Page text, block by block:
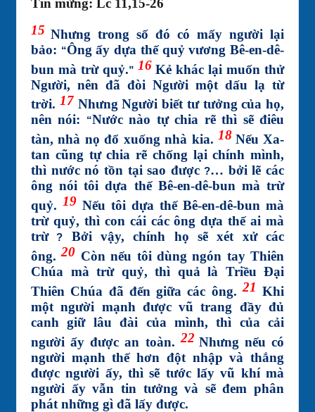
Tin mừng: Lc 11,15-26
15 Nhưng trong số đó có mấy người lại
bảo: “Ông ấy dựa thế quỷ vương Bê-en-dê-
bun mà trừ quỷ.” 16 Kẻ khác lại muốn thử
Người, nên đã đòi Người một dấu lạ từ
trời. 17 Nhưng Người biết tư tưởng của họ,
nên nói:
“Nước nào tự chia rẽ thì sẽ điêu
tàn, nhà nọ đổ xuống nhà kia.18 Nếu Xa-
tan cũng tự chia rẽ chống lại chính mình,
thì nước nó tồn tại sao được ?… bởi lẽ các
ông nói tôi dựa thế Bê-en-dê-bun mà trừ
quỷ. 19 Nếu tôi dựa thế Bê-en-dê-bun mà
trừ quỷ, thì con cái các ông dựa thế ai mà
trừ?
Bởi vậy, chính họ sẽ xét xử các
ông.20 Còn nếu tôi dùng ngón tay Thiên
Chúa mà trừ quỷ, thì quả là Triều Đại
Thiên Chúa đã đến giữa các ông.21 Khi
một người mạnh được vũ trang đầy đủ
canh giữ lâu đài của mình, thì của cải
người ấy được an toàn.22 Nhưng nếu có
người mạnh thế hơn đột nhập và thắng
được người ấy, thì sẽ tước lấy vũ khí mà
người ấy vẫn tin tưởng và sẽ đem phân
phát những gì đã lấy được.